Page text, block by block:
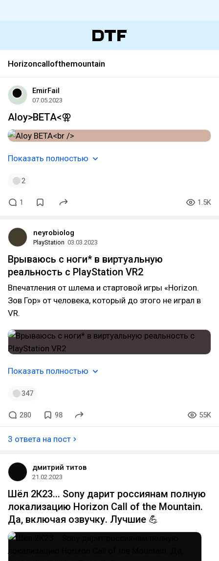
Horizoncallofthemountain
EmirFail
07.05.2023
Aloy>BETA<⚢
Показать полностью
2
1 1.5K
neyrobiolog
PlayStation 03.03.2023
Врываюсь с ноги* в виртуальную
реальность с PlayStation VR2
Впечатления от шлема и стартовой игры «Horizon.
Зов Гор» от человека, который до этого не играл в
VR.
Показать полностью
347
280 98 55K
3 ответа на пост
дмитрий титов
21.02.2023
Шёл 2К23... Sony дарит россиянам полную
локализацию Horizon Call of the Mountain.
Да, включая озвучку. Лучшие 💪